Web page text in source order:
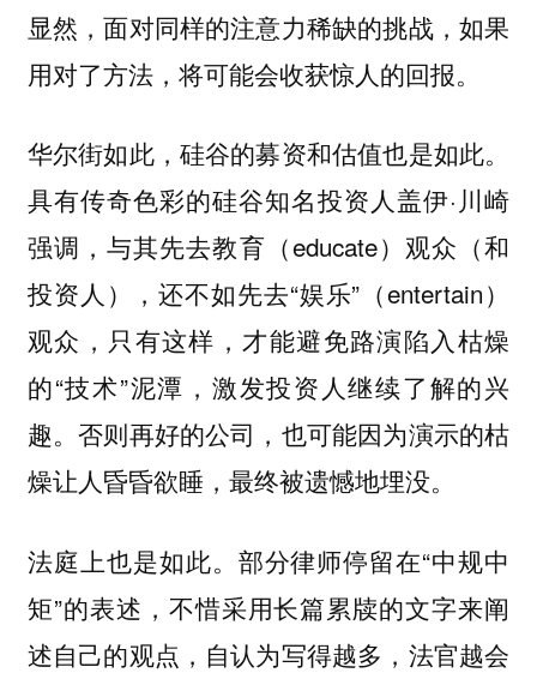
显然，面对同样的注意力稀缺的挑战，如果
用对了方法，将可能会收获惊人的回报。
华尔街如此，硅谷的募资和估值也是如此。
具有传奇色彩的硅谷知名投资人盖伊·川崎
强调，与其先去教育（educate）观众（和
投资人），还不如先去“娱乐”（entertain）
观众，只有这样，才能避免路演陷入枯燥
的“技术”泥潭，激发投资人继续了解的兴
趣。否则再好的公司，也可能因为演示的枯
燥让人昏昏欲睡，最终被遗憾地埋没。
法庭上也是如此。部分律师停留在“中规中
矩”的表述，不惜采用长篇累牍的文字来阐
述自己的观点，自认为写得越多，法官越会